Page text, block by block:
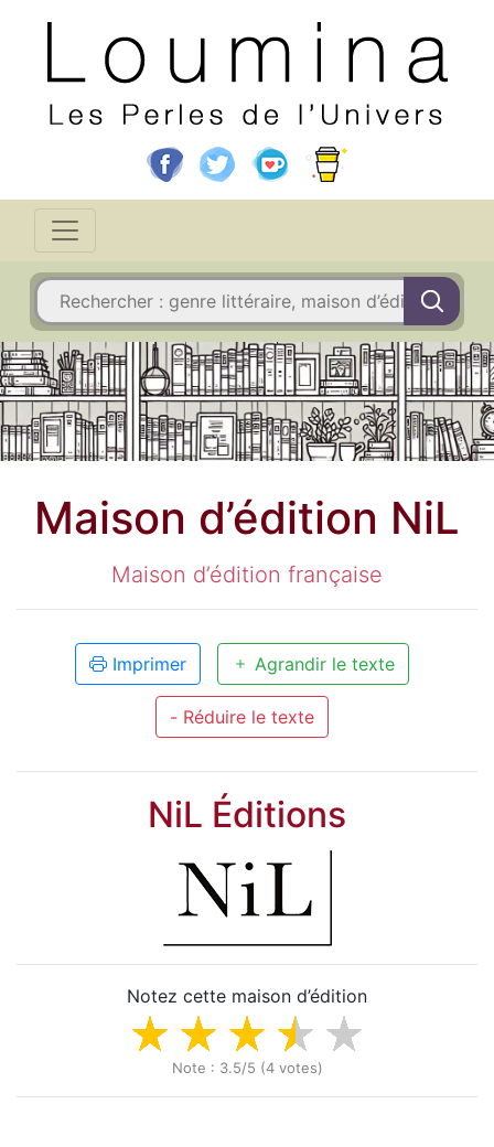
Maison d’édition NiL
Maison d’édition française
Imprimer Agrandir le texte
- Réduire le texte
NiL Éditions
Notez cette maison d’édition
Note : 3.5/5 (4 votes)